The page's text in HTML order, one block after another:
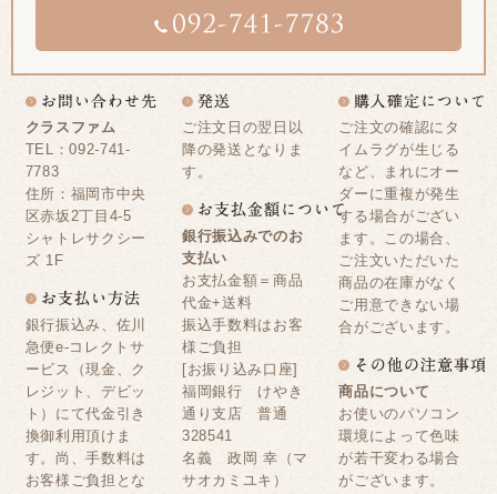
クラスファム
TEL：092-741-
7783
住所：福岡市中央
区赤坂2丁目4-5
シャトレサクシー
ズ 1F
銀行振込み、佐川
急便e-コレクトサ
ービス（現金、ク
レジット、デビッ
ト）にて代金引き
換御利用頂けま
す。尚、手数料は
お客様ご負担とな
ご注文日の翌日以
降の発送となりま
す。
銀行振込みでのお
支払い
お支払金額＝商品
代金+送料
振込手数料はお客
様ご負担
[お振り込み口座]
福岡銀行 けやき
通り支店 普通
328541
名義 政岡 幸（マ
サオカミユキ）
ご注文の確認にタ
イムラグが生じる
など、まれにオー
ダーに重複が発生
する場合がござい
ます。この場合、
ご注文いただいた
商品の在庫がなく
ご用意できない場
合がございます。
商品について
お使いのパソコン
環境によって色味
が若干変わる場合
がございます。